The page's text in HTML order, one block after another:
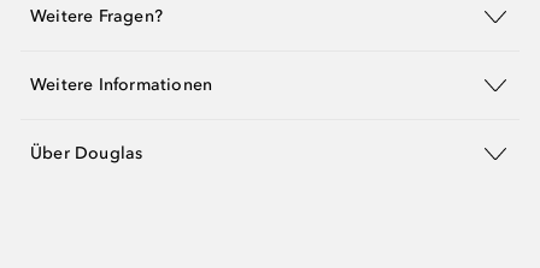
Weitere Fragen?
Weitere Informationen
Über Douglas